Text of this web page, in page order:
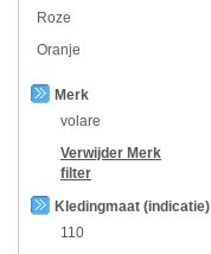
Roze
Oranje
Merk
volare
Verwijder Merk
filter
Kledingmaat (indicatie)
110